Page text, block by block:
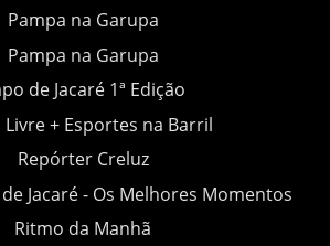
Pampa na Garupa
Pampa na Garupa
de Jacaré 1ª Edição
Livre + Esportes na Barril
Repórter Creluz
de Jacaré - Os Melhores Momentos
Ritmo da Manhã